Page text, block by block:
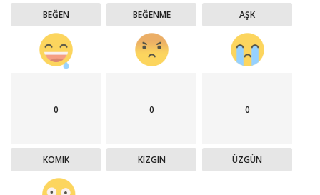
BEĞEN BEĞENME AŞK
0
KOMIK
0
KIZGIN
0
ÜZGÜN